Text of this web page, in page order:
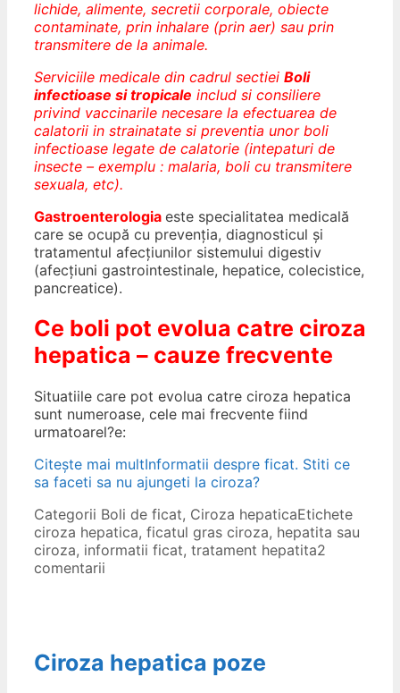
lichide, alimente, secretii corporale, obiecte
contaminate, prin inhalare (prin aer) sau prin
transmitere de la animale.
Serviciile medicale din cadrul sectiei Boli
infectioase si tropicale includ si consiliere
privind vaccinarile necesare la efectuarea de
calatorii in strainatate si preventia unor boli
infectioase legate de calatorie (intepaturi de
insecte – exemplu : malaria, boli cu transmitere
sexuala, etc).
Gastroenterologia este specialitatea medicală
care se ocupă cu prevenţia, diagnosticul şi
tratamentul afecţiunilor sistemului digestiv
(afecţiuni gastrointestinale, hepatice, colecistice,
pancreatice).
Ce boli pot evolua catre ciroza
hepatica – cauze frecvente
Situatiile care pot evolua catre ciroza hepatica
sunt numeroase, cele mai frecvente fiind
urmatoarel?e:
Citește mai multInformatii despre ficat. Stiti ce
sa faceti sa nu ajungeti la ciroza?
Categorii Boli de ficat, Ciroza hepaticaEtichete
ciroza hepatica, ficatul gras ciroza, hepatita sau
ciroza, informatii ficat, tratament hepatita2
comentarii
Ciroza hepatica poze